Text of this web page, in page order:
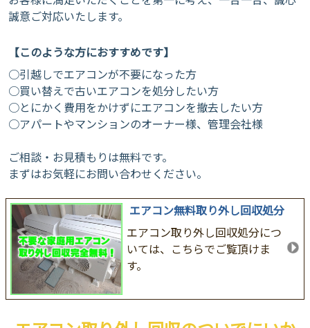
誠意ご対応いたします。
【このような方におすすめです】
○引越しでエアコンが不要になった方
​○買い替えで古いエアコンを処分したい方
​○とにかく費用をかけずにエアコンを撤去したい方
​○アパートやマンションのオーナー様、管理会社様
​ご相談・お見積もりは無料です。
まずはお気軽にお問い合わせください。
エアコン無料取り外し回収処分
エアコン取り外し回収処分につ
いては、こちらでご覧頂けま
す。